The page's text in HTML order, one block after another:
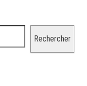
Rechercher